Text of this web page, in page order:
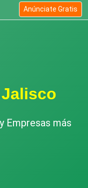
Anúnciate Gratis
Empresas más